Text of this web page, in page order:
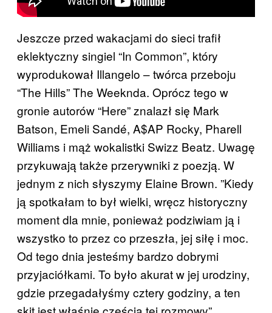
Jeszcze przed wakacjami do sieci trafił
eklektyczny singiel “In Common”, który
wyprodukował Illangelo – twórca przeboju
“The Hills” The Weeknda. Oprócz tego w
gronie autorów “Here” znalazł się Mark
Batson, Emeli Sandé, A$AP Rocky, Pharell
Williams i mąż wokalistki Swizz Beatz. Uwagę
przykuwają także przerywniki z poezją. W
jednym z nich słyszymy Elaine Brown. ​”Kiedy
ją spotkałam to był wielki, wręcz historyczny
moment dla mnie, ponieważ podziwiam ją i
wszystko to przez co przeszła, jej siłę i moc.
Od tego dnia jesteśmy bardzo dobrymi
przyjaciółkami. To było akurat w jej urodziny,
gdzie przegadałyśmy cztery godziny, a ten